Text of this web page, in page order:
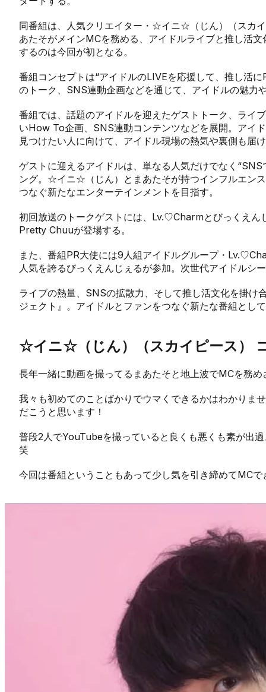
同番組は、人気クリエイター・☆イニ☆（じん）（スカ
あたそがメインMCを務める、アイドルライブと推し活
するのは今回が初となる。
番組コンセプトは“アイドルのLIVEを応援して、推し活
のトーク、SNS連動企画などを通じて、アイドルの魅力
番組では、話題のアイドルを迎えたゲストトーク、ライ
いHow To企画、SNS連動コンテンツなどを展開。アイ
見つけたい人に向けて、アイドル現場の熱気や裏側も届
ゲストに迎えるアイドルは、単なる人気だけでなく
ング。☆イニ☆（じん）とまあたそが持つインフルエン
つなぐ新たなエンターテインメントを目指す。
初回放送のトークゲストには、Lv.♡Charmとびっくえん
Pretty Chuuが登場する。
また、番組PR大使には9人組アイドルグループ・
人気を誇るびっくえんじぇるが参加。次世代アイドルシ
ライブの熱量、SNSの拡散力、そして推し活文化を掛け
ジェクト』。アイドルとファンをつなぐ新たな番組とし
☆イニ☆（じん）（スカイピース）
長年一緒に動画を撮ってるまあたそと地上波でMCを務
我々も初めてのことばかりでウマくできるかはわかりま
だこうと思います！
普段2人でYouTubeを撮っていると良くも悪くも素が出
笑
今回は番組ということもあって少し気を引き締めてMCで